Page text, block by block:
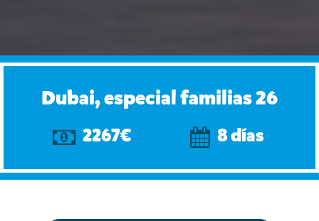
Dubai, especial familias 26
2267€ 8 días